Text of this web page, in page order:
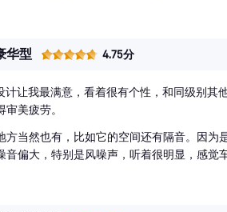
华型 4.75分
计让我最满意，看着很有个性，和同级别
美疲劳。
方当然也有，比如它的空间还有隔音。因
音偏大，特别是风噪声，听着很明显，感觉